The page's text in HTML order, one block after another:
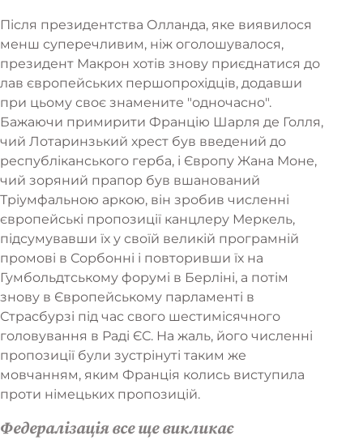
Після президентства Олланда, яке виявилося
менш суперечливим, ніж оголошувалося,
президент Макрон хотів знову приєднатися до
лав європейських першопрохідців, додавши
при цьому своє знамените "одночасно".
Бажаючи примирити Францію Шарля де Голля,
чий Лотаринзький хрест був введений до
республіканського герба, і Європу Жана Моне,
чий зоряний прапор був вшанований
Тріумфальною аркою, він зробив численні
європейські пропозиції канцлеру Меркель,
підсумувавши їх у своїй великій програмній
промові в Сорбонні і повторивши їх на
Гумбольдтському форумі в Берліні, а потім
знову в Європейському парламенті в
Страсбурзі під час свого шестимісячного
головування в Раді ЄС. На жаль, його численні
пропозиції були зустрінуті таким же
мовчанням, яким Франція колись виступила
проти німецьких пропозицій.
Федералізація все ще викликає